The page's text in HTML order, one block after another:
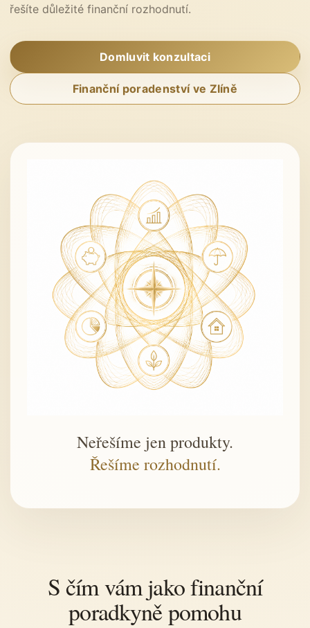
řešíte důležité finanční rozhodnutí.
Domluvit konzultaci
Finanční poradenství ve Zlíně
Neřešíme jen produkty.
Řešíme rozhodnutí.
S čím vám jako finanční
poradkyně pomohu